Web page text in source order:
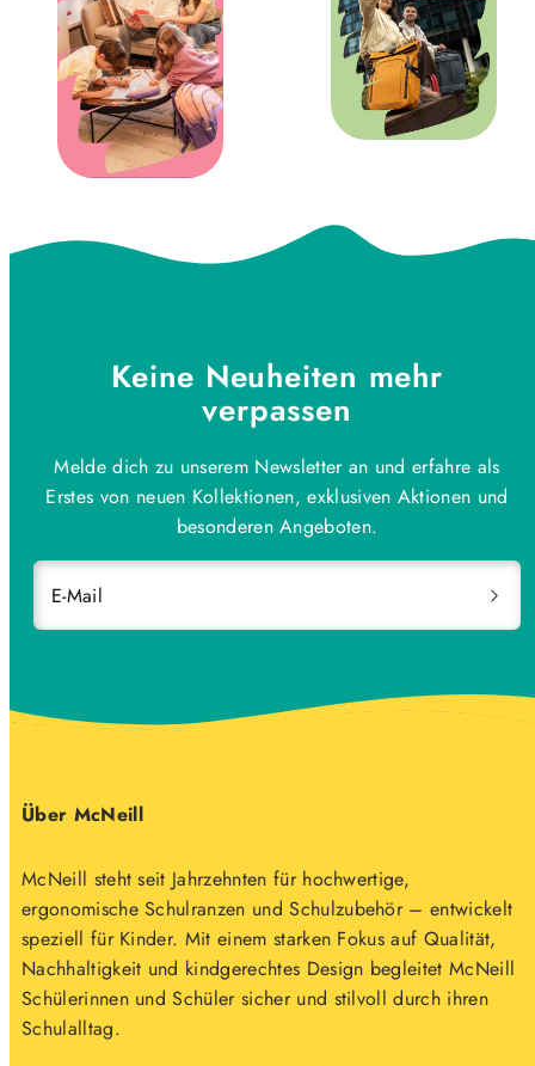
Keine Neuheiten mehr
verpassen
Melde dich zu unserem Newsletter an und erfahre als
Erstes von neuen Kollektionen, exklusiven Aktionen und
besonderen Angeboten.
E-Mail
Über McNeill
McNeill steht seit Jahrzehnten für hochwertige,
ergonomische Schulranzen und Schulzubehör – entwickelt
speziell für Kinder. Mit einem starken Fokus auf Qualität,
Nachhaltigkeit und kindgerechtes Design begleitet McNeill
Schülerinnen und Schüler sicher und stilvoll durch ihren
Schulalltag.